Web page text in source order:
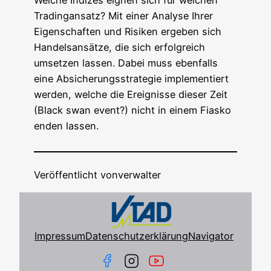
Tra­dingan­satz? Mit einer Ana­ly­se Ihrer
Eigen­schaf­ten und Risi­ken erge­ben sich
Han­dels­an­sät­ze, die sich erfolg­reich
umset­zen las­sen. Dabei muss eben­falls
eine Absi­che­rungs­stra­te­gie imple­men­tiert
wer­den, wel­che die Ereig­nis­se die­ser Zeit
(Black swan event?) nicht in einem Fias­ko
enden lassen.
Veröffentlicht vonverwalter
ImpressumDatenschutzerklärungNavigator